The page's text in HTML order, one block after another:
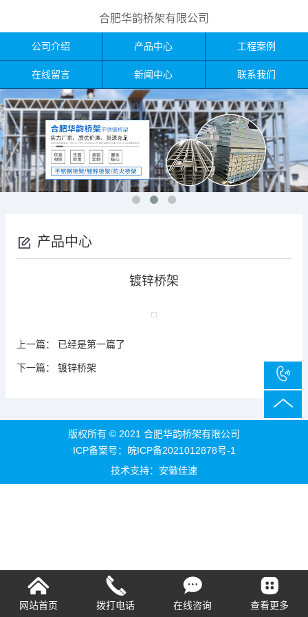
合肥华韵桥架有限公司
公司介绍 产品中心 工程案例
在线留言 新闻中心 联系我们
产品中心
镀锌桥架
上一篇： 已经是第一篇了
下一篇： 镀锌桥架
版权所有 © 2021 合肥华韵桥架有限公司
ICP备案号： 皖ICP备2021012878号-1
技术支持： 安徽佳速
网站首页 拨打电话 在线咨询 查看更多